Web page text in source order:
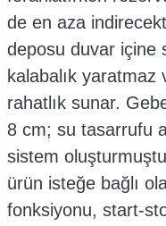
de en aza
deposu duvar içine
kalabalık yaratmaz
rahatlık sunar.
8 cm; su tasarrufu
sistem
ürün isteğe bağlı
fonksiyonu, start-